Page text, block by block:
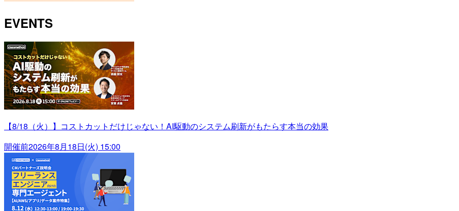
EVENTS
【8/18（火）】コストカットだけじゃない！AI駆動のシステム刷新がもたらす本当の効果
開催前2026年8月18日(火) 15:00